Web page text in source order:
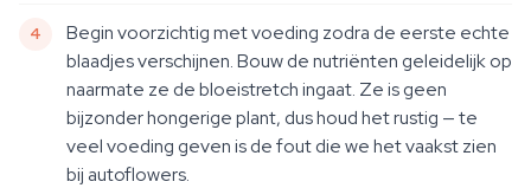
Begin voorzichtig met voeding zodra de eerste echte
blaadjes verschijnen. Bouw de nutriënten geleidelijk op
naarmate ze de bloeistretch ingaat. Ze is geen
bijzonder hongerige plant, dus houd het rustig — te
veel voeding geven is de fout die we het vaakst zien
bij autoflowers.